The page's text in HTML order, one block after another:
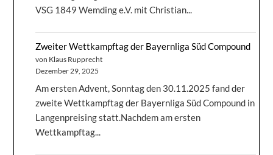
VSG 1849 Wemding e.V. mit Christian...
Zweiter Wettkampftag der Bayernliga Süd Compound
von Klaus Rupprecht
Dezember 29, 2025
Am ersten Advent, Sonntag den 30.11.2025 fand der
zweite Wettkampftag der Bayernliga Süd Compound in
Langenpreising statt.Nachdem am ersten
Wettkampftag...